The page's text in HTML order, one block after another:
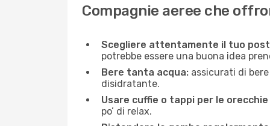
Compagnie aeree che
Scegliere attentamente il tuo
potrebbe essere una buona idea
Bere tanta acqua: assicurati di
disidratante.
Usare cuffie o tappi per le
po’ di relax.